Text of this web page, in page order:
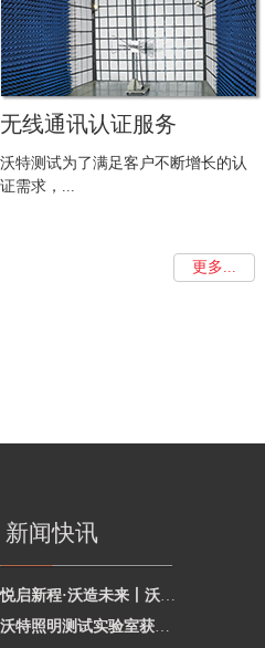
无线通讯认证服务
沃特测试为了满足客户不断增长的认
证需求，...
更多...
新闻快讯
悦启新程·沃造未来丨沃特学院2026年度讲师聘任暨2025年度优秀讲师颁奖活动圆
沃特照明测试实验室获澳洲灯具最新标准CNAS资质，助力企业合规出海澳洲市场